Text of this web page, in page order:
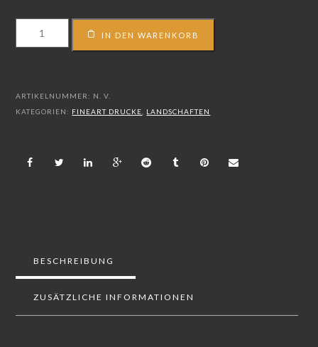
Menge
IN DEN WARENKORB
ARTIKELNUMMER: N. V.
KATEGORIEN: FINEART DRUCKE LANDSCHAFTEN
BESCHREIBUNG
ZUSÄTZLICHE INFORMATIONEN